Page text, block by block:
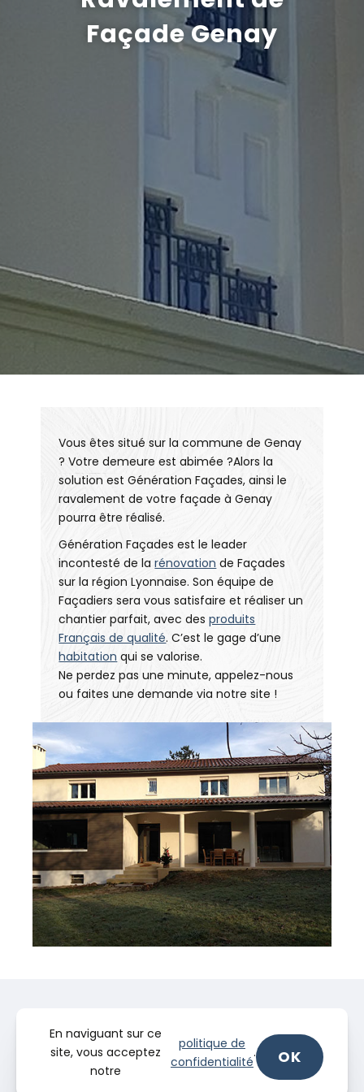
En naviguant sur ce
site, vous acceptez
notre
politique de
confidentialité
. OK
RecrutementFaçade Genay
Vous êtes situé sur la commune de Genay
? Votre demeure est abimée ?Alors la
solution est Génération Façades, ainsi le
ravalement de votre façade à Genay
pourra être réalisé.
Génération Façades est le leader
incontesté de larénovation de Façades
sur la région Lyonnaise. Son équipe de
Façadiers sera vous satisfaire et réaliser un
chantier parfait, avec desproduits
Français de qualité. C’est le gage d’une
habitation qui se valorise.
Ne perdez pas une minute, appelez-nous
ou faites une demande via notre site !